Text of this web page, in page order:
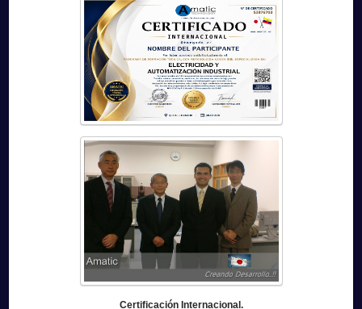
Certificación Internacional.